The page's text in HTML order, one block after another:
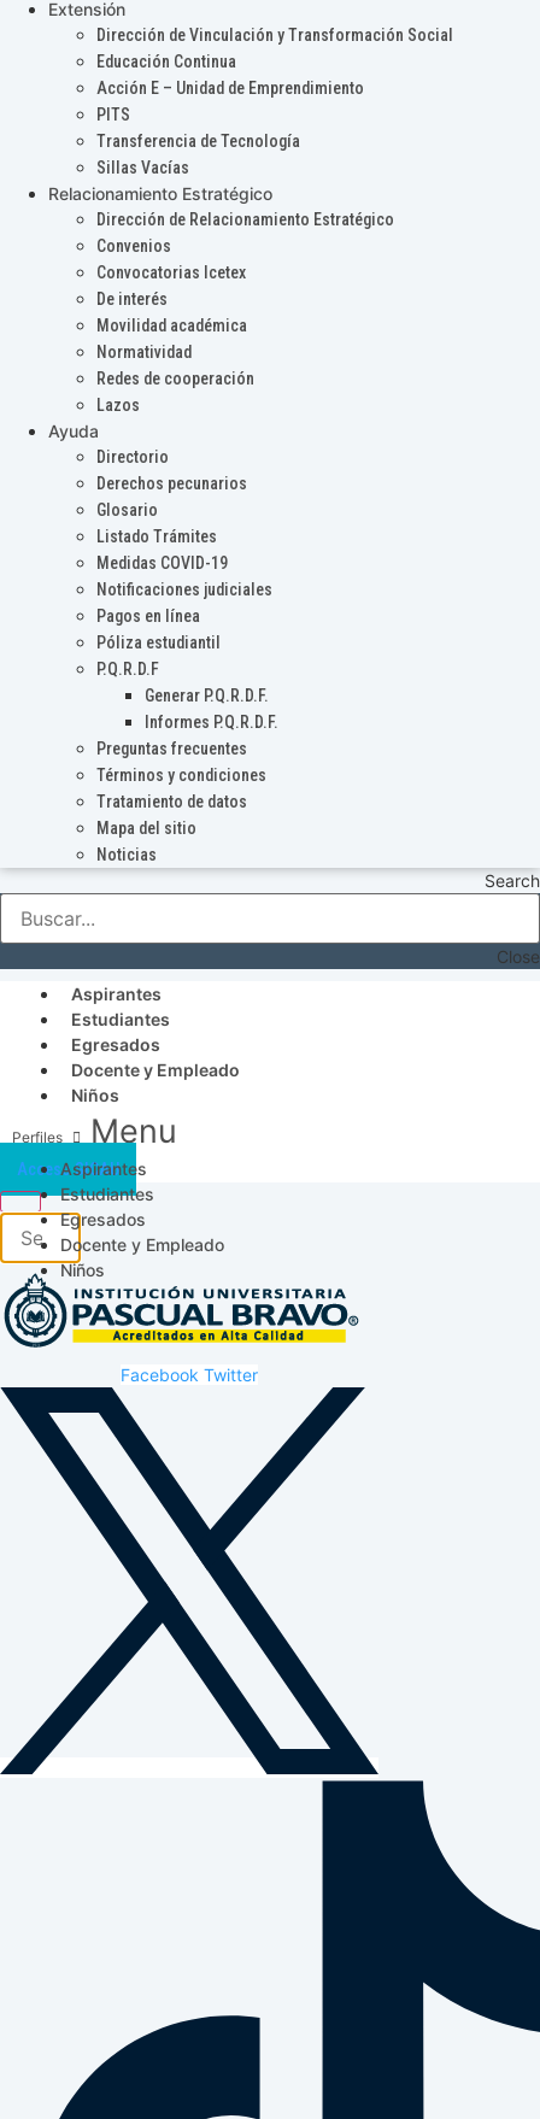
Extensión
Dirección de Vinculación y Transformación Social
Educación Continua
Acción E – Unidad de Emprendimiento
PITS
Transferencia de Tecnología
Sillas Vacías
Relacionamiento Estratégico
Dirección de Relacionamiento Estratégico
Convenios
Convocatorias Icetex
De interés
Movilidad académica
Normatividad
Redes de cooperación
Lazos
Ayuda
Directorio
Derechos pecunarios
Glosario
Listado Trámites
Medidas COVID-19
Notificaciones judiciales
Pagos en línea
Póliza estudiantil
P.Q.R.D.F
Generar P.Q.R.D.F.
Informes P.Q.R.D.F.
Preguntas frecuentes
Términos y condiciones
Tratamiento de datos
Mapa del sitio
Noticias
Search
Close
Aspirantes
Estudiantes
Egresados
Docente y Empleado
Niños
Menu
Aspirantes
Estudiantes
Egresados
Docente y Empleado
Niños
Acceso SICAU
Facebook Twitter